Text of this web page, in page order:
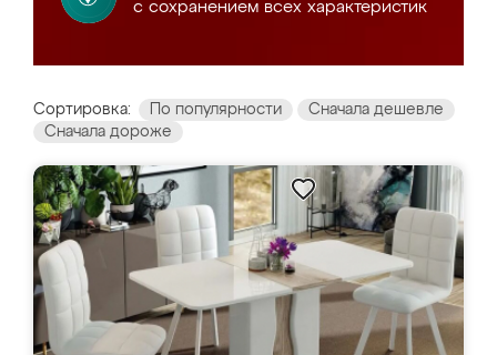
с сохранением всех характеристик
Сортировка: По популярности
Сначала дешевле
Сначала дороже